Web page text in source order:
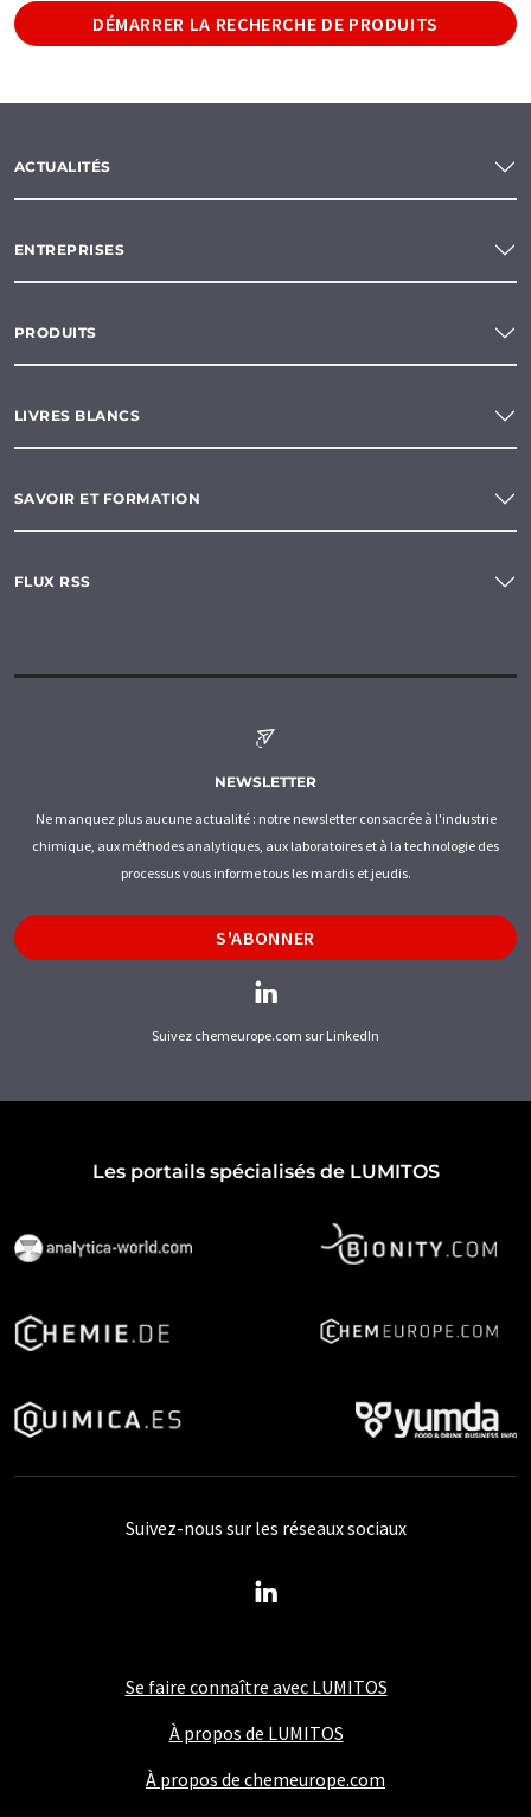
DÉMARRER LA RECHERCHE DE PRODUITS
ACTUALITÉS
ENTREPRISES
PRODUITS
LIVRES BLANCS
SAVOIR ET FORMATION
FLUX RSS
NEWSLETTER
Ne manquez plus aucune actualité : notre newsletter consacrée à l'industrie
chimique, aux méthodes analytiques, aux laboratoires et à la technologie des
processus vous informe tous les mardis et jeudis.
S'ABONNER
Suivez chemeurope.com sur LinkedIn
Les portails spécialisés de LUMITOS
Se faire connaître avec LUMITOS
À propos de LUMITOS
À propos de chemeurope.com
Suivez-nous sur les réseaux sociaux